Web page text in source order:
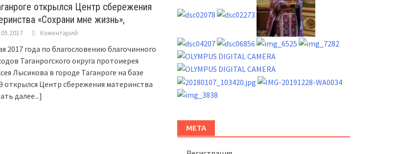
открылся Центр сбережения
«Сохрани мне жизнь»,
Коментарий
2017 года по благословению благочинного
Таганрогского округа протоиерея
Лысикова в городе Таганроге на базе
открылся Центр сбережения материнства
далее...]
МЕТА